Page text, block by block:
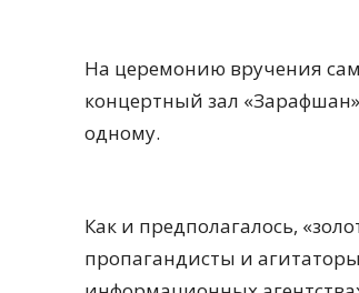
На церемонию вручения
концертный зал
одному.
Как и предполагалось,
пропагандисты и